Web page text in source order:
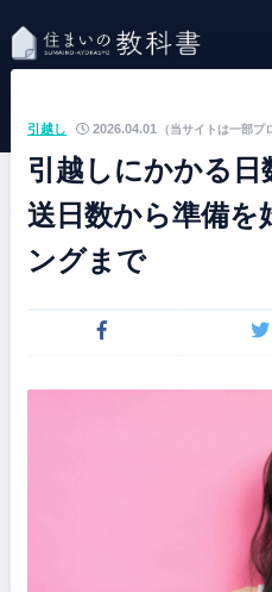
（当サイトは一部プ
引越し 2026.04.01
引越しにかかる日
送日数から準備を
ングまで